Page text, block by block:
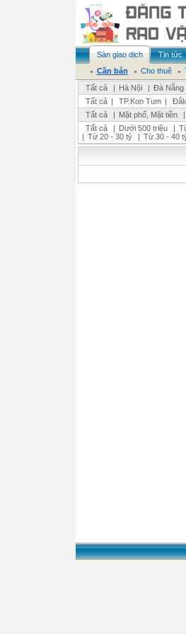
Sàn giao dịch Tin tức
Cần bán
Cho thuê
Tất cả
| Hà Nội | Đà Nẵng
Tất cả | TP.Kon Tum |
Tất cả
| Mặt phố, Mặt tiền |
Tất cả
| Dưới 500 triệu |
| Từ 20 - 30 tỷ | Từ 30 - 40